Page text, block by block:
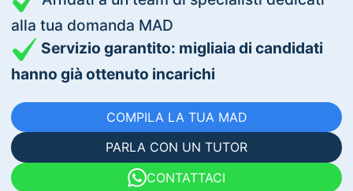
alla tua domanda MAD
Servizio garantito: migliaia di candidati
hanno già ottenuto incarichi
COMPILA LA TUA MAD
PARLA CON UN TUTOR
CONTATTACI